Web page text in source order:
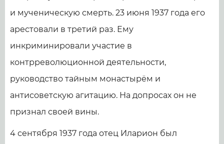
и мученическую смерть. 23 июня 1937 года его
арестовали в третий раз. Ему
инкриминировали участие в
контрреволюционной деятельности,
руководство тайным монастырём и
антисоветскую агитацию. На допросах он не
признал своей вины.
4 сентября 1937 года отец Иларион был